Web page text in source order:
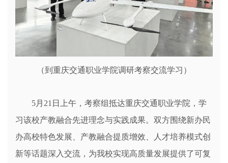
（到重庆交通职业学院调研考察交流学习）
5月21日上午，考察组抵达重庆交通职业学院，学
习该校产教融合先进理念与实践成果。双方围绕新办民
办高校特色发展、产教融合提质增效、人才培养模式创
新等话题深入交流，为我校实现高质量发展提供了可复